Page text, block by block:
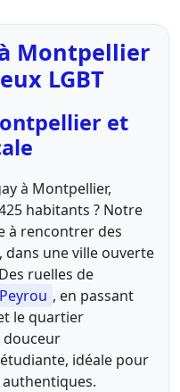
Montpellier
LGBT
et
à Montpellier,
habitants ? Notre
à rencontrer des
dans une ville ouverte
ruelles de
Peyrou , en passant
le quartier
douceur
idéale pour